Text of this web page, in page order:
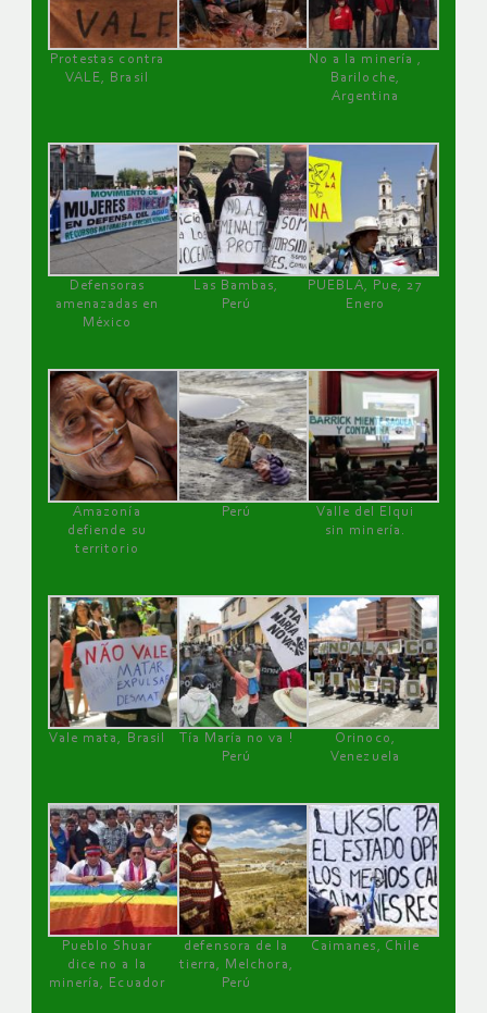
Protestas contra
VALE, Brasil
No a la minería ,
Bariloche,
Argentina
Defensoras
amenazadas en
México
Las Bambas,
Perú
PUEBLA, Pue, 27
Enero
Amazonía
defiende su
territorio
Perú
Valle del Elqui
sin minería.
Vale mata, Brasil
Tía María no va !
Perú
Orinoco,
Venezuela
Pueblo Shuar
dice no a la
minería, Ecuador
defensora de la
tierra, Melchora,
Perú
Caimanes, Chile